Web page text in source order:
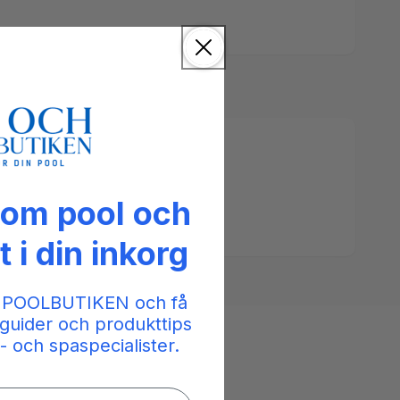
pool och
i din inkorg
och få
och produkttips
och spaspecialister.